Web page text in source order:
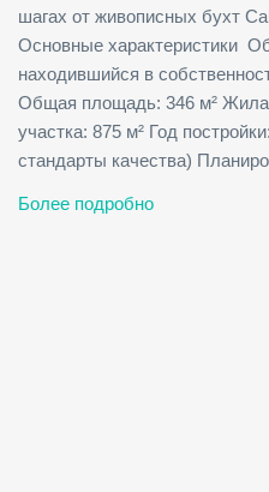
шагах от живописных бухт
Основные характеристики
находившийся в
Общая площадь: 346 м²
участка: 875 м² Год
стандарты качества)
Более подробно